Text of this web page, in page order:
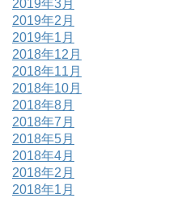
2019年3月
2019年2月
2019年1月
2018年12月
2018年11月
2018年10月
2018年8月
2018年7月
2018年5月
2018年4月
2018年2月
2018年1月